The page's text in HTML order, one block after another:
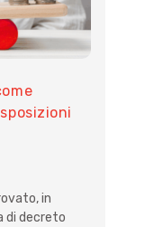
in
di decreto